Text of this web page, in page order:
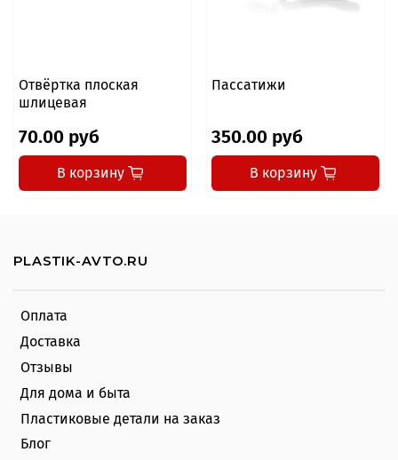
Отвёртка плоская
шлицевая
70.00 руб
В корзину
Пассатижи
350.00 руб
В корзину
Оплата
Доставка
Отзывы
Для дома и быта
Пластиковые детали на заказ
Блог
PLASTIK-AVTO.RU